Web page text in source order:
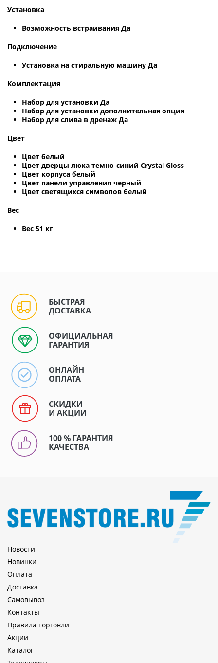
Установка
Возможность встраивания Да
Подключение
Установка на стиральную машину Да
Комплектация
Набор для установки Да
Набор для установки дополнительная опция
Набор для слива в дренаж Да
Цвет
Цвет белый
Цвет дверцы люка темно-синий Crystal Gloss
Цвет корпуса белый
Цвет панели управления черный
Цвет светящихся символов белый
Вес
Вес 51 кг
БЫСТРАЯ
ДОСТАВКА
ОФИЦИАЛЬНАЯ
ГАРАНТИЯ
ОНЛАЙН
ОПЛАТА
СКИДКИ
И АКЦИИ
100 % ГАРАНТИЯ
КАЧЕСТВА
Новости
Новинки
Оплата
Доставка
Самовывоз
Контакты
Правила торговли
Акции
Каталог